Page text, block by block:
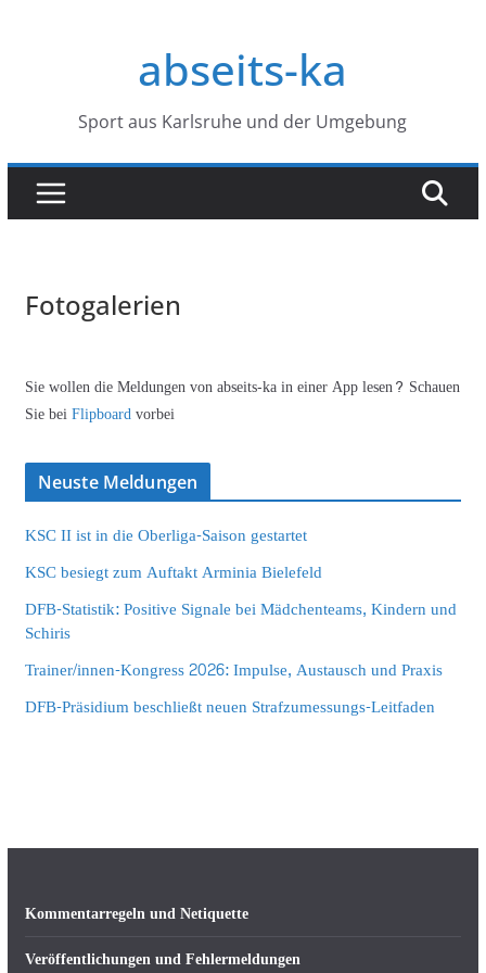
abseits-ka
Sport aus Karlsruhe und der Umgebung
Fotogalerien
Sie wollen die Meldungen von abseits-ka in einer App lesen? Schauen
Sie beiFlipboardvorbei
Neuste Meldungen
KSC II ist in die Oberliga-Saison gestartet
KSC besiegt zum Auftakt Arminia Bielefeld
DFB-Statistik: Positive Signale bei Mädchenteams, Kindern und
Schiris
Trainer/innen-Kongress 2026: Impulse, Austausch und Praxis
DFB-Präsidium beschließt neuen Strafzumessungs-Leitfaden
Kommentarregeln und Netiquette
Veröffentlichungen und Fehlermeldungen